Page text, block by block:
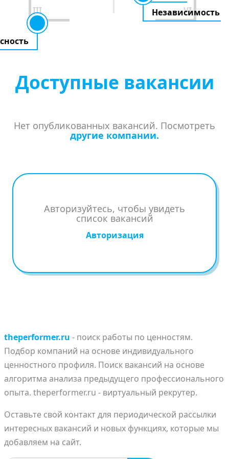
III VI
Независимость
Доступные вакансии
Нет опубликованных вакансий. Посмотреть
другие компании.
Авторизуйтесь, чтобы увидеть
список вакансий
Авторизация
theperformer.ru - поиск работы по ценностям.
Подбор компаний на основе индивидуального
ценностного профиля. Поиск вакансий на основе
алгоритма анализа предыдущего профессионального
опыта. theperformer.ru - виртуальный рекрутер.
Оставьте свой контакт для периодической рассылки
интересных вакансий и новых функциях, которые мы
добавляем на сайт.